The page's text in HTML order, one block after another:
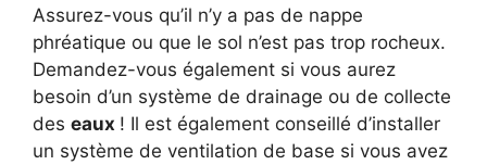
Assurez-vous qu’il n’y a pas de nappe
phréatique ou que le sol n’est pas trop rocheux.
Demandez-vous également si vous aurez
besoin d’un système de drainage ou de collecte
des eaux ! Il est également conseillé d’installer
un système de ventilation de base si vous avez